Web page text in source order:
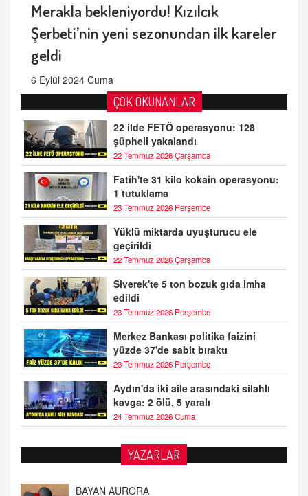
Merakla bekleniyordu! Kızılcık
Şerbeti’nin yeni sezonundan ilk kareler
geldi
6 Eylül 2024 Cuma
ÇOK OKUNANLAR
22 ilde FETÖ operasyonu: 128
şüpheli yakalandı
22 Temmuz 2026 Çarşamba
Fatih'te 31 kilo kokain operasyonu:
1 tutuklama
23 Temmuz 2026 Perşembe
Yüklü miktarda uyuşturucu ele
geçirildi
22 Temmuz 2026 Çarşamba
Siverek'te 5 ton bozuk gıda imha
edildi
23 Temmuz 2026 Perşembe
Merkez Bankası politika faizini
yüzde 37'de sabit bıraktı
23 Temmuz 2026 Perşembe
Aydın'da iki aile arasındaki silahlı
kavga: 2 ölü, 5 yaralı
24 Temmuz 2026 Cuma
YAZARLAR
DOKTOR CİVANIM